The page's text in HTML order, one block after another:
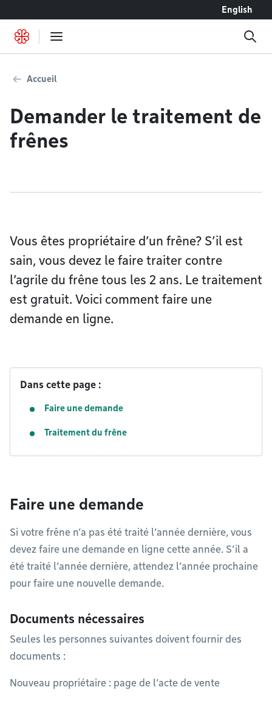
English
Accueil
Demander le traitement de
frênes
Vous êtes propriétaire d’un frêne? S’il est
sain, vous devez le faire traiter contre
l’agrile du frêne tous les 2 ans. Le traitement
est gratuit. Voici comment faire une
demande en ligne.
Dans cette page :
Faire une demande
Traitement du frêne
Faire une demande
Si votre frêne n’a pas été traité l’année dernière, vous
devez faire une demande en ligne cette année. S’il a
été traité l’année dernière, attendez l’année prochaine
pour faire une nouvelle demande.
Documents nécessaires
Seules les personnes suivantes doivent fournir des
documents :
Nouveau propriétaire : page de l’acte de vente